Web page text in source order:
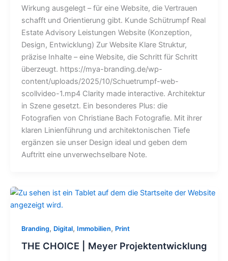
Wirkung ausgelegt – für eine Website, die Vertrauen
schafft und Orientierung gibt. Kunde Schütrumpf Real
Estate Advisory Leistungen Website (Konzeption,
Design, Entwicklung) Zur Website Klare Struktur,
präzise Inhalte – eine Website, die Schritt für Schritt
überzeugt. https://mya-branding.de/wp-
content/uploads/2025/10/Schuetrumpf-web-
scollvideo-1.mp4 Clarity made interactive. Architektur
in Szene gesetzt. Ein besonderes Plus: die
Fotografien von Christiane Bach Fotografie. Mit ihrer
klaren Linienführung und architektonischen Tiefe
ergänzen sie unser Design ideal und geben dem
Auftritt eine unverwechselbare Note.
Branding, Digital, Immobilien, Print
THE CHOICE | Meyer Projektentwicklung